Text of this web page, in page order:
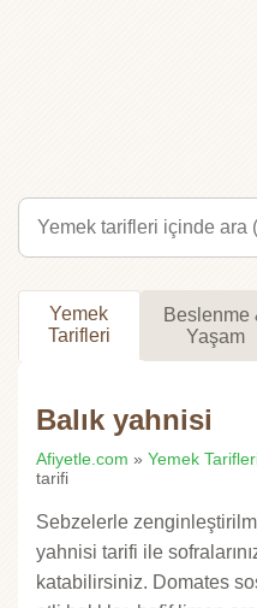
Yemek
Tarifleri
Beslenme
Yaşam
Balık yahnisi
Afiyetle.com » Yemek
tarifi
Sebzelerle
yahnisi tarifi ile
katabilirsiniz. Domates